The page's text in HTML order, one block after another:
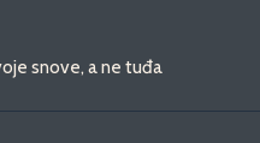
snove, a ne tuđa